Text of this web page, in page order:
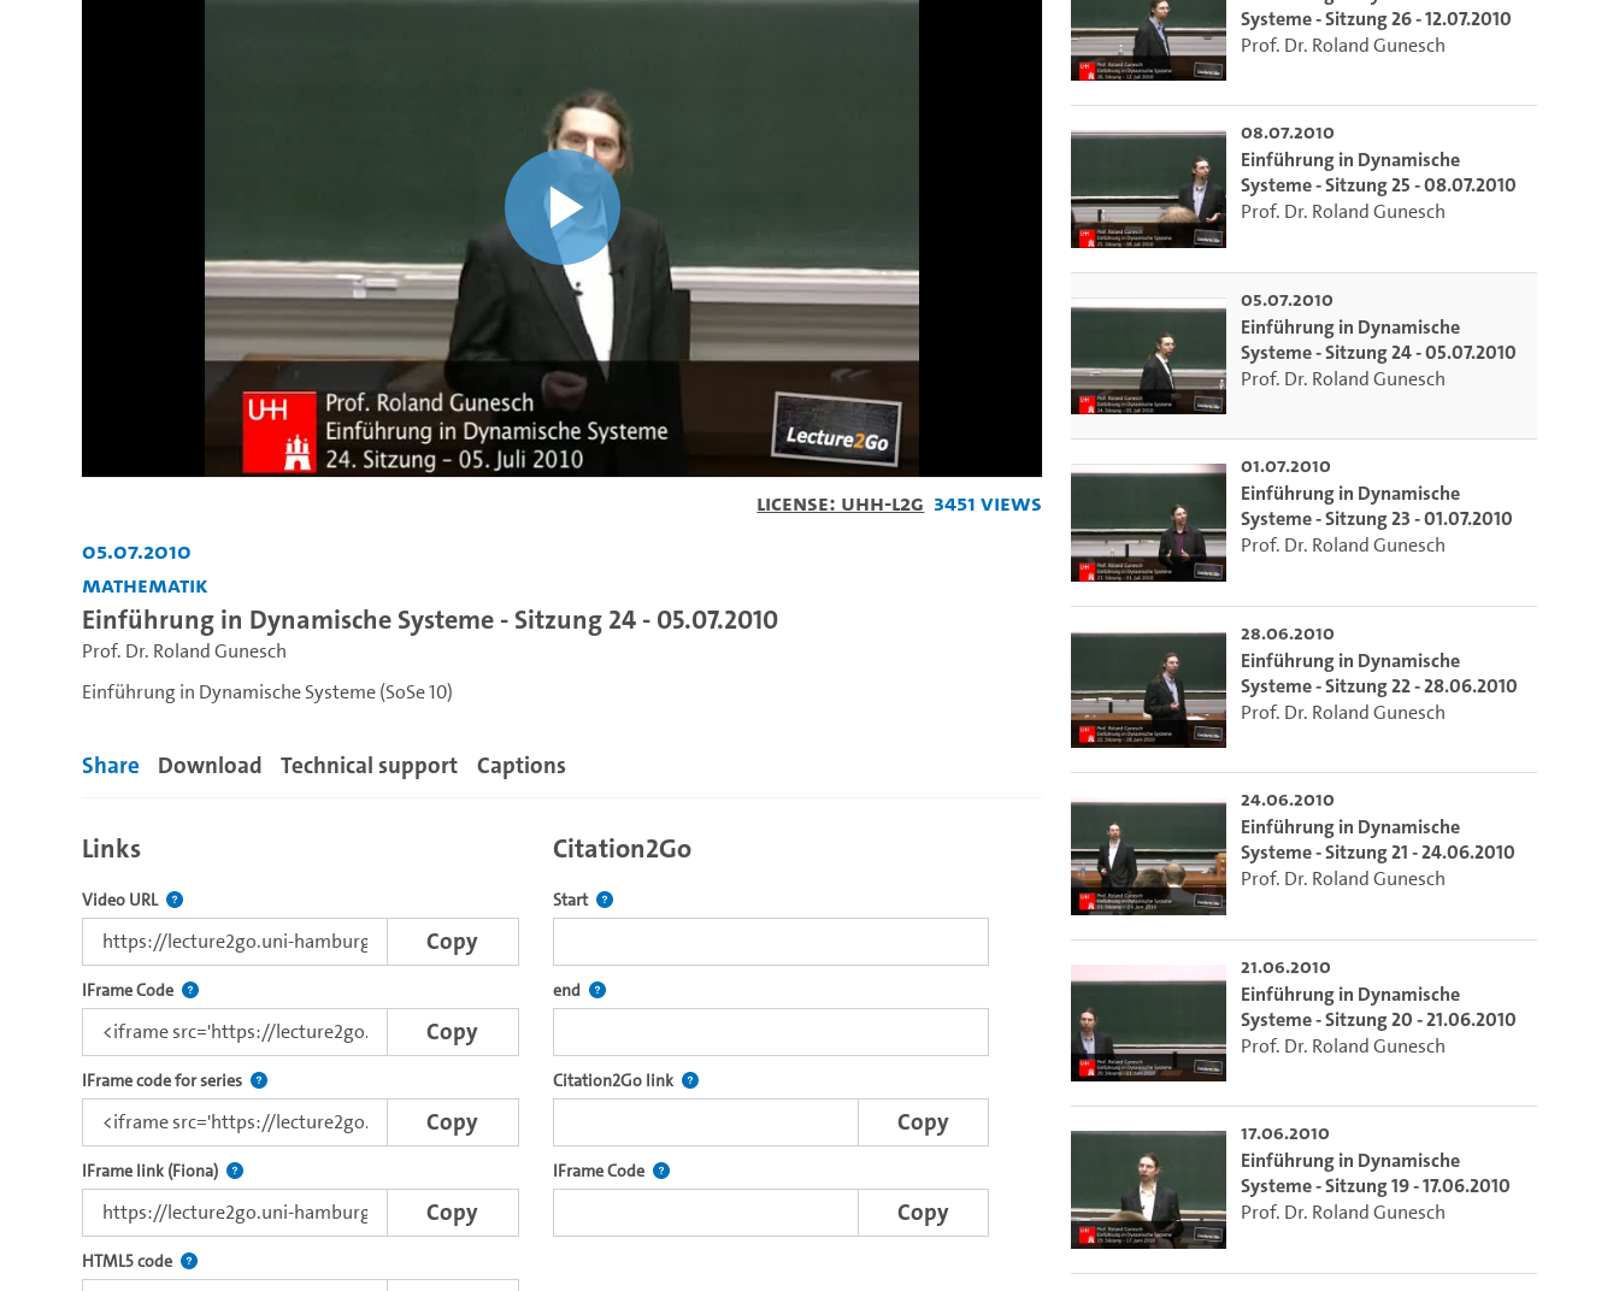
Play
Video
License: UHH-L2G 3451 Views
05.07.2010
Mathematik
Einführung in Dynamische Systeme - Sitzung 24 - 05.07.2010
Prof. Dr. Roland Gunesch
Einführung in Dynamische Systeme (SoSe 10)
Share Download Technical support Captions
Links
Video URL The link to this video.
Copy
IFrame Code This IFrame supports html5 and flash based embed code. It is dynamically generated and includes chapter marks within the video.
Copy
IFrame code for series Use this code to embed the video and the complete series with the Lecture2Go video player.
Copy
IFrame link (Fiona) Direct iFrame link for distribution to external web applications.
Copy
HTML5 code Use this code to embed the video with the browser-specific player on other web sites.
Citation2Go
Start Defines the starting point for Citation2Go. Please click in the field to select the current time.
end Defines the end point for Citation2Go. Please click in the field to select the current time.
Citation2Go link After selecting a start and end point, this link points to the excerpt of the video.
Copy
IFrame Code This IFrame is dynamically generated and contains the portion of this video that you selected using the start and end points defined
Copy
Systeme - Sitzung 26 - 12.07.2010
Prof. Dr. Roland Gunesch
08.07.2010
Einführung in Dynamische
Systeme - Sitzung 25 - 08.07.2010
Prof. Dr. Roland Gunesch
05.07.2010
Einführung in Dynamische
Systeme - Sitzung 24 - 05.07.2010
Prof. Dr. Roland Gunesch
01.07.2010
Einführung in Dynamische
Systeme - Sitzung 23 - 01.07.2010
Prof. Dr. Roland Gunesch
28.06.2010
Einführung in Dynamische
Systeme - Sitzung 22 - 28.06.2010
Prof. Dr. Roland Gunesch
24.06.2010
Einführung in Dynamische
Systeme - Sitzung 21 - 24.06.2010
Prof. Dr. Roland Gunesch
21.06.2010
Einführung in Dynamische
Systeme - Sitzung 20 - 21.06.2010
Prof. Dr. Roland Gunesch
17.06.2010
Einführung in Dynamische
Systeme - Sitzung 19 - 17.06.2010
Prof. Dr. Roland Gunesch